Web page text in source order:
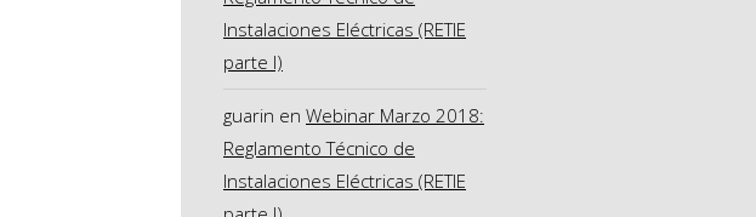
Instalaciones Eléctricas (RETIE
parte I)
guarin en Webinar Marzo 2018:
Reglamento Técnico de
Instalaciones Eléctricas (RETIE